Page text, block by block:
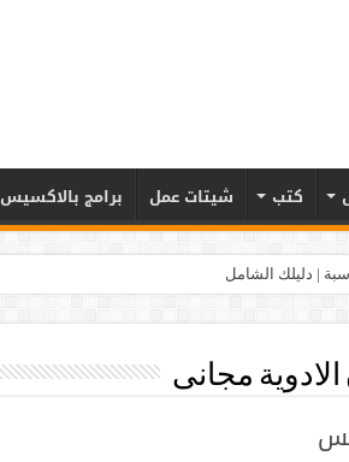
كتب شيتات عمل برامج بالاكسيس
| دليلك الشامل
مجانى